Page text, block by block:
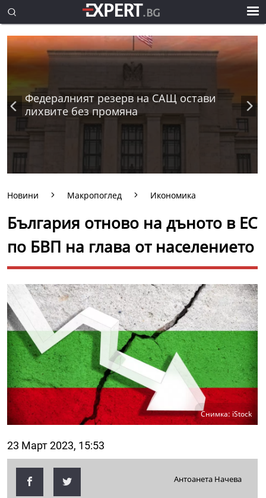
Федералният резерв на САЩ остави
лихвите без промяна
Новини Макропоглед Икономика
България отново на дъното в ЕС
по БВП на глава от населението
Снимка: iStock
23 Март 2023, 15:53
Антоанета Начева